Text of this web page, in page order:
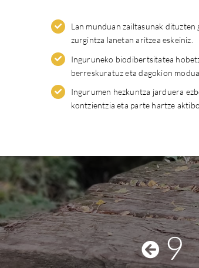
Lan munduan zailtasunak
zurgintza lanetan aritzea eskeiniz.
Inguruneko biodibertsitatea
berreskuratuz eta dagokion
Ingurumen hezkuntza jarduera
kontzientzia eta parte hartze
9